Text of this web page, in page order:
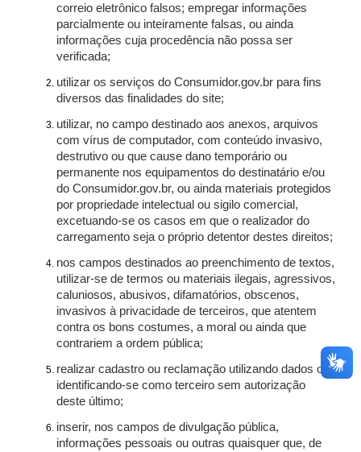
correio eletrônico falsos; empregar informações
parcialmente ou inteiramente falsas, ou ainda
informações cuja procedência não possa ser
verificada;
utilizar os serviços do Consumidor.gov.br para fins
diversos das finalidades do site;
utilizar, no campo destinado aos anexos, arquivos
com vírus de computador, com conteúdo invasivo,
destrutivo ou que cause dano temporário ou
permanente nos equipamentos do destinatário e/ou
do Consumidor.gov.br, ou ainda materiais protegidos
por propriedade intelectual ou sigilo comercial,
excetuando-se os casos em que o realizador do
carregamento seja o próprio detentor destes direitos;
nos campos destinados ao preenchimento de textos,
utilizar-se de termos ou materiais ilegais, agressivos,
caluniosos, abusivos, difamatórios, obscenos,
invasivos à privacidade de terceiros, que atentem
contra os bons costumes, a moral ou ainda que
contrariem a ordem pública;
realizar cadastro ou reclamação utilizando dados ou
identificando-se como terceiro sem autorização
deste último;
inserir, nos campos de divulgação pública,
informações pessoais ou outras quaisquer que, de